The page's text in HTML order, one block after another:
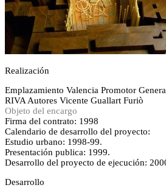
Realización
Emplazamiento Valencia Promotor
RIVA Autores Vicente Guallart Furiò
Objeto del encargo
Firma del contrato: 1998
Calendario de desarrollo del proyecto:
Estudio urbano: 1998-99.
Presentación publica: 1999.
Desarrollo del proyecto de ejecución:
Desarrollo